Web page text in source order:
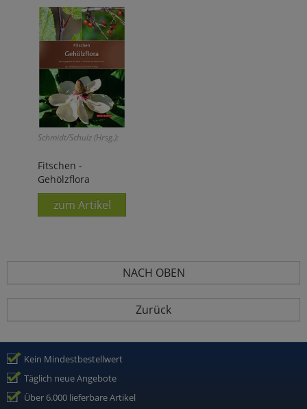
Schmidt/Schulz (Hrsg.):
Fitschen -
Gehölzflora
zum Artikel
NACH OBEN
Zurück
Kein Mindestbestellwert
Täglich neue Angebote
Über 6.000 lieferbare Artikel